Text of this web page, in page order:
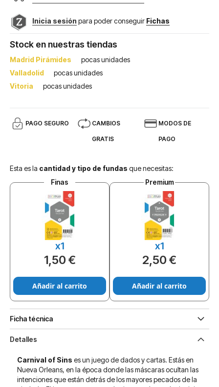
Inicia sesión para poder conseguir Fichas
Stock en nuestras tiendas
Madrid Pirámides
pocas unidades
Valladolid
pocas unidades
Vitoria
pocas unidades
PAGO SEGURO CAMBIOS
GRATIS
MODOS DE
PAGO
Esta es la cantidad y tipo de fundas que necesitas:
Finas
x1
1,50 €
Añadir al carrito
Premium
x1
2,50 €
Añadir al carrito
Ficha técnica
Detalles
Carnival of Sins es un juego de dados y cartas. Estás en
Nueva Orleans, en la época donde las máscaras ocultan las
intenciones que están detrás de los mayores pecados de la